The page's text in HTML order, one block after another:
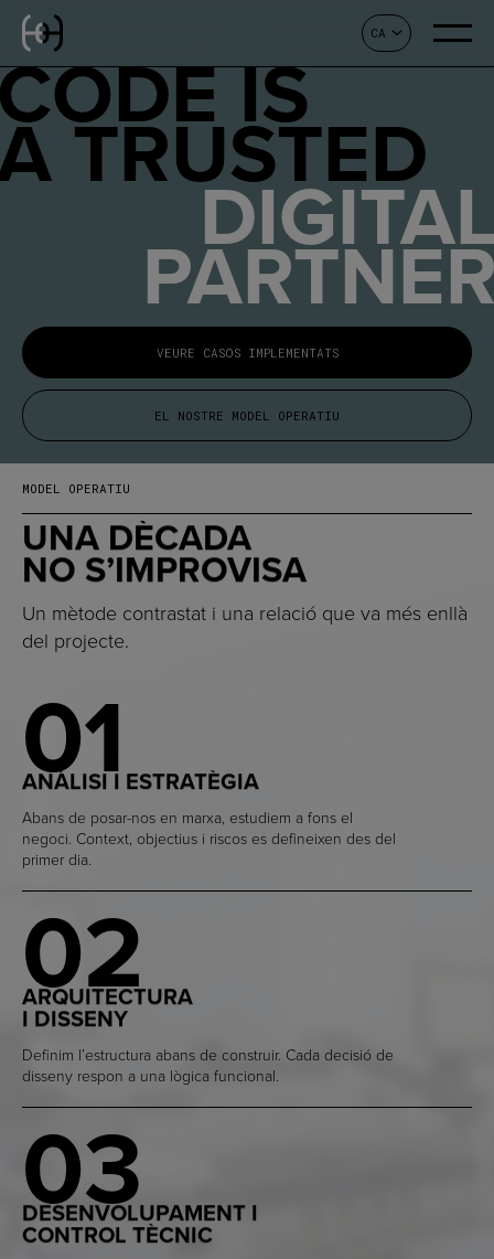
CA
IS
TRUSTED
VEURE CASOS IMPLEMENTATS
EL NOSTRE MODEL OPERATIU
MODEL OPERATIU
UNA DÈCADA
NO S’IMPROVISA
Un mètode contrastat i una relació que va més enllà
del projecte.
01
ANÀLISI I ESTRATÈGIA
Abans de posar-nos en marxa, estudiem a fons el
negoci. Context, objectius i riscos es defineixen des del
primer dia.
02
ARQUITECTURA
I DISSENY
Definim l’estructura abans de construir. Cada decisió de
disseny respon a una lògica funcional.
03
DESENVOLUPAMENT I
CONTROL TÈCNIC